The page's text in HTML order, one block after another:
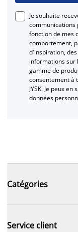
Je souhaite
communications
fonction de mes
comportement,
d'inspiration,
informations sur
gamme de
consentement à
JYSK. Je peux
données
Catégories
Service client